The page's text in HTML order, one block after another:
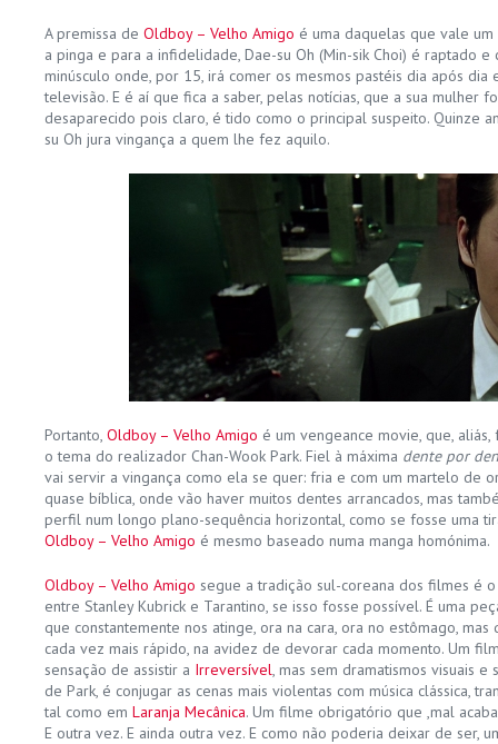
A premissa de Oldboy – Velho Amigo é uma daquelas que vale
a pinga e para a infidelidade, Dae-su Oh (Min-sik Choi) é raptado e
minúsculo onde, por 15, irá comer os mesmos pastéis dia após dia
televisão. E é aí que fica a saber, pelas notícias, que a sua mulher
desaparecido pois claro, é tido como o principal suspeito. Quinze
su Oh jura vingança a quem lhe fez aquilo.
Portanto, Oldboy – Velho Amigo é um vengeance movie, que,
o tema do realizador Chan-Wook Park. Fiel à máxima dente por
vai servir a vingança como ela se quer: fria e com um martelo de
quase bíblica, onde vão haver muitos dentes arrancados, mas
perfil num longo plano-sequência horizontal, como se fosse uma
Oldboy – Velho Amigo é mesmo baseado numa manga homónima.
Oldboy – Velho Amigo segue a tradição sul-coreana dos filmes é
entre Stanley Kubrick e Tarantino, se isso fosse possível. É uma
que constantemente nos atinge, ora na cara, ora no estômago,
cada vez mais rápido, na avidez de devorar cada momento. Um
sensação de assistir a Irreversível , mas sem dramatismos visuais
de Park, é conjugar as cenas mais violentas com música clássica,
tal como em Laranja Mecânica. Um filme obrigatório que ,mal
E outra vez. E ainda outra vez. E como não poderia deixar de ser,